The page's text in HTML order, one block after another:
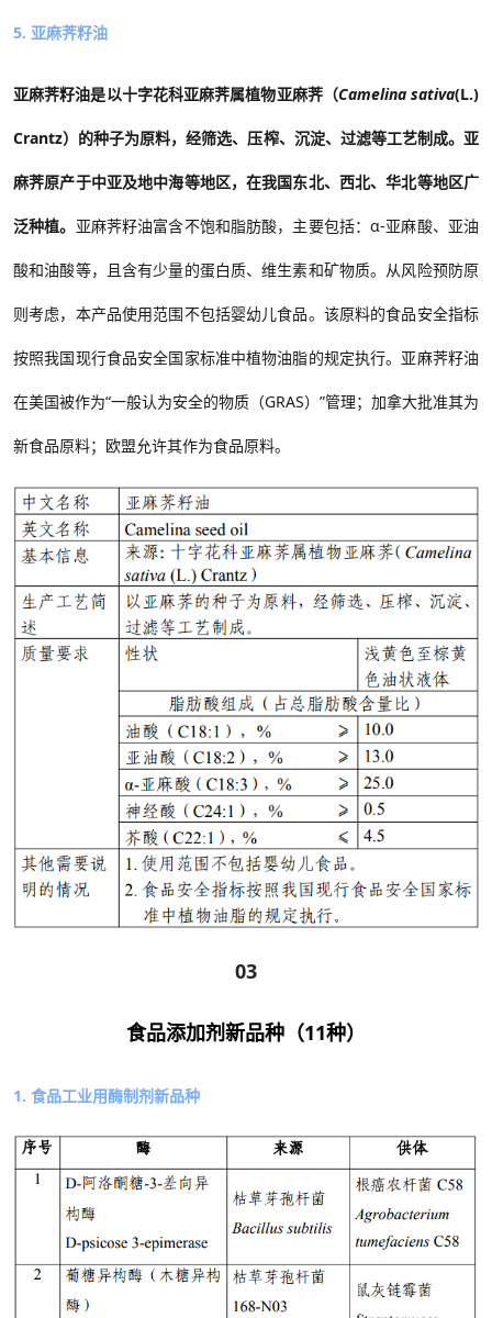
5. 亚麻荠籽油
亚麻荠籽油是以十字花科亚麻荠属植物亚麻荠（Camelina sativa(L.)
Crantz）的种子为原料，经筛选、压榨、沉淀、过滤等工艺制成。亚
麻荠原产于中亚及地中海等地区，在我国东北、西北、华北等地区广
泛种植。 亚麻荠籽油富含不饱和脂肪酸，主要包括：α-亚麻酸、亚油
酸和油酸等，且含有少量的蛋白质、维生素和矿物质。 从风险预防原
则考虑，本产品使用范围不包括婴幼儿食品。该原料的食品安全指标
按照我国现行食品安全国家标准中植物油脂的规定执行。亚麻荠籽油
在美国被作为“一般认为安全的物质（GRAS）”管理；加拿大批准其为
新食品原料；欧盟允许其作为食品原料。
03
食品添加剂新品种（11种）
1. 食品工业用酶制剂新品种